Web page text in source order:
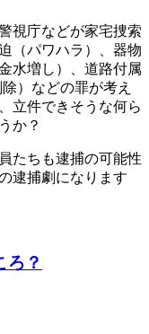
視庁などが家宅捜索
（パワハラ）、器物
水増し）、道路付属
）などの罪が考え
立件できそうな何ら
か？
たちも逮捕の可能性
逮捕劇になります
ろ？